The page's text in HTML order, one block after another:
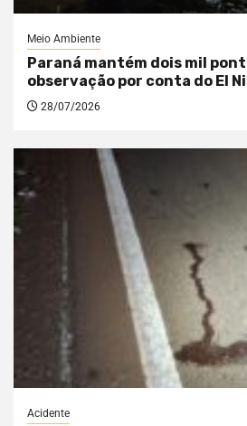
Meio Ambiente
Paraná mantém dois mil
observação por conta do El
28/07/2026
Acidente